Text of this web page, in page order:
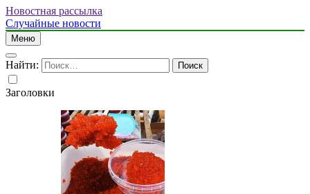
Новостная рассылка
Случайные новости
Меню
Найти:
Заголовки